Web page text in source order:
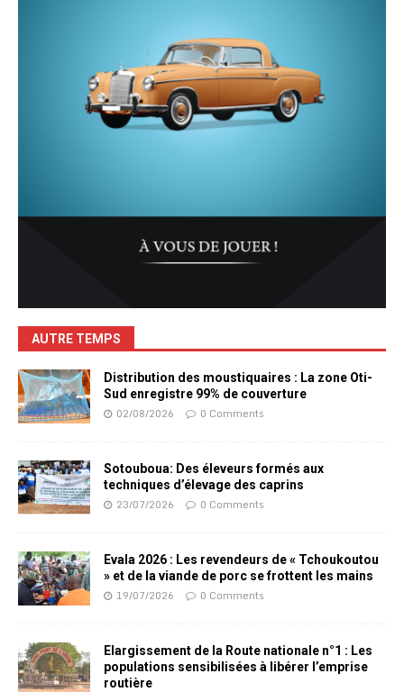
AUTRE TEMPS
Distribution des moustiquaires : La zone Oti-
Sud enregistre 99% de couverture
02/08/2026 0 Comments
Sotouboua: Des éleveurs formés aux
techniques d’élevage des caprins
23/07/2026 0 Comments
Evala 2026 : Les revendeurs de « Tchoukoutou
» et de la viande de porc se frottent les mains
19/07/2026 0 Comments
Elargissement de la Route nationale n°1 : Les
populations sensibilisées à libérer l’emprise
routière